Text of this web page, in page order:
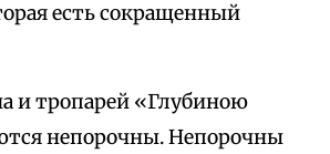
есть сокращенный
и тропарей «Глубиною
непорочны. Непорочны